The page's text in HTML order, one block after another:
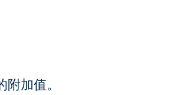
加值。